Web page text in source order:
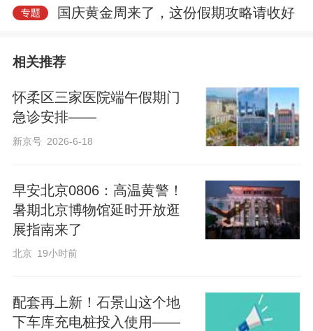
国庆黄金周来了，这份假期攻略请收好
相关推荐
怀柔区三家医院端午假期门
急诊安排——
新京号 2026-6-18
早安北京0806：高温黄警！
暑期北京博物馆延时开放逛
展指南来了
北京 19小时前
配套再上新！石景山这个地
下车库充电桩投入使用——